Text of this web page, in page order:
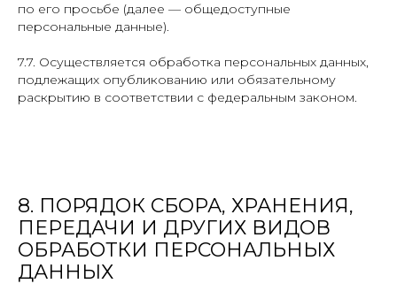
по его просьбе (далее — общедоступные
персональные данные).
7.7. Осуществляется обработка персональных данных,
подлежащих опубликованию или обязательному
раскрытию в соответствии с федеральным законом.
8. ПОРЯДОК СБОРА, ХРАНЕНИЯ,
ПЕРЕДАЧИ И ДРУГИХ ВИДОВ
ОБРАБОТКИ ПЕРСОНАЛЬНЫХ
ДАННЫХ